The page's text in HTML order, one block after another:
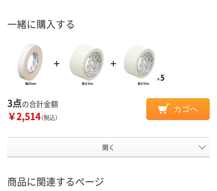
一緒に購入する
3点の合計金額
￥2,514（税込）
カゴへ
開く
商品に関連するページ